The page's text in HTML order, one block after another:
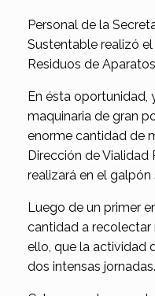
Personal de la
Sustentable realizó
Residuos de
En ésta oportunidad,
maquinaria de gran
enorme cantidad de
Dirección de Vialidad
realizará en el
Luego de un primer
cantidad a recolectar
ello, que la actividad
dos intensas jornadas.